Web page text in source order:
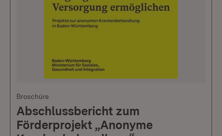
Broschüre
Abschlussbericht zum
Förderprojekt „Anonyme